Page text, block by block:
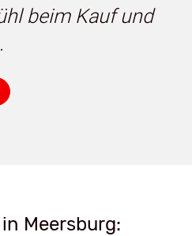
beim Kauf und
Meersburg: